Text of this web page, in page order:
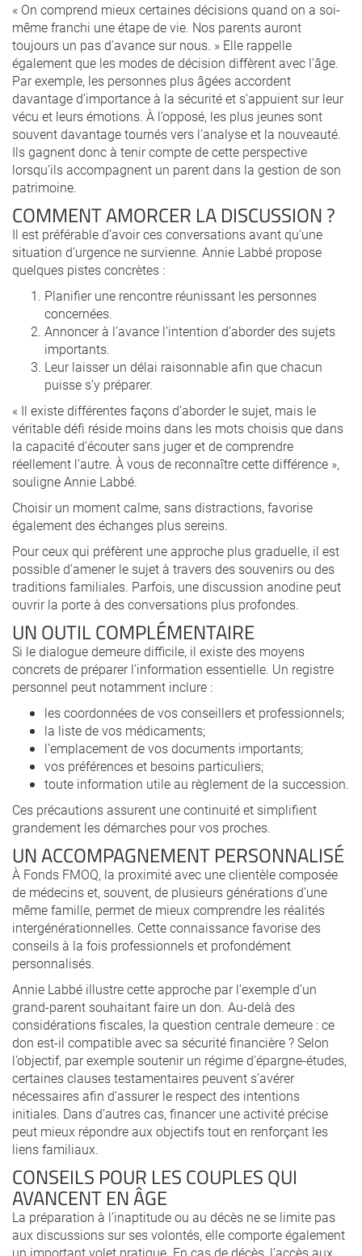
« On comprend mieux certaines décisions quand on a soi-
même franchi une étape de vie. Nos parents auront
toujours un pas d’avance sur nous. » Elle rappelle
également que les modes de décision diffèrent avec l’âge.
Par exemple, les personnes plus âgées accordent
davantage d’importance à la sécurité et s’appuient sur leur
vécu et leurs émotions. À l’opposé, les plus jeunes sont
souvent davantage tournés vers l’analyse et la nouveauté.
Ils gagnent donc à tenir compte de cette perspective
lorsqu’ils accompagnent un parent dans la gestion de son
patrimoine.
COMMENT AMORCER LA DISCUSSION ?
Il est préférable d’avoir ces conversations avant qu’une
situation d’urgence ne survienne. Annie Labbé propose
quelques pistes concrètes :
Planifier une rencontre réunissant les personnes
concernées.
Annoncer à l’avance l’intention d’aborder des sujets
importants.
Leur laisser un délai raisonnable afin que chacun
puisse s’y préparer.
« Il existe différentes façons d’aborder le sujet, mais le
véritable défi réside moins dans les mots choisis que dans
la capacité d’écouter sans juger et de comprendre
réellement l’autre. À vous de reconnaître cette différence »,
souligne Annie Labbé.
Choisir un moment calme, sans distractions, favorise
également des échanges plus sereins.
Pour ceux qui préfèrent une approche plus graduelle, il est
possible d’amener le sujet à travers des souvenirs ou des
traditions familiales. Parfois, une discussion anodine peut
ouvrir la porte à des conversations plus profondes.
UN OUTIL COMPLÉMENTAIRE
Si le dialogue demeure difficile, il existe des moyens
concrets de préparer l’information essentielle. Un registre
personnel peut notamment inclure :
les coordonnées de vos conseillers et professionnels;
la liste de vos médicaments;
l’emplacement de vos documents importants;
vos préférences et besoins particuliers;
toute information utile au règlement de la succession.
Ces précautions assurent une continuité et simplifient
grandement les démarches pour vos proches.
UN ACCOMPAGNEMENT PERSONNALISÉ
À Fonds FMOQ, la proximité avec une clientèle composée
de médecins et, souvent, de plusieurs générations d’une
même famille, permet de mieux comprendre les réalités
intergénérationnelles. Cette connaissance favorise des
conseils à la fois professionnels et profondément
personnalisés.
Annie Labbé illustre cette approche par l’exemple d’un
grand-parent souhaitant faire un don. Au-delà des
considérations fiscales, la question centrale demeure : ce
don est-il compatible avec sa sécurité financière ? Selon
l’objectif, par exemple soutenir un régime d’épargne-études,
certaines clauses testamentaires peuvent s’avérer
nécessaires afin d’assurer le respect des intentions
initiales. Dans d’autres cas, financer une activité précise
peut mieux répondre aux objectifs tout en renforçant les
liens familiaux.
CONSEILS POUR LES COUPLES QUI
AVANCENT EN ÂGE
La préparation à l’inaptitude ou au décès ne se limite pas
aux discussions sur ses volontés, elle comporte également
un important volet pratique. En cas de décès, l’accès aux